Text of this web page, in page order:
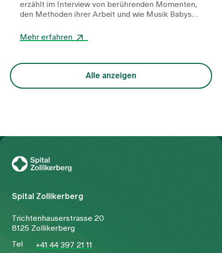
erzählt im Interview von berührenden Momenten,
den Methoden ihrer Arbeit und wie Musik Babys
schenkt.
Mehr erfahren
Alle anzeigen
Spital Zollikerberg
Trichtenhauserstrasse 20
8125 Zollikerberg
Tel
+41 44 397 21 11